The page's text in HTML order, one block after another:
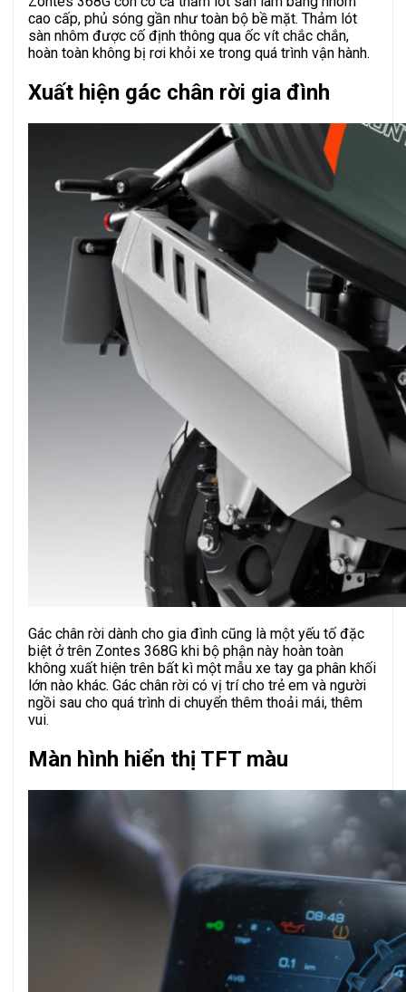
cao cấp, phủ sóng gần như toàn bộ bề mặt. Thảm lót
sàn nhôm được cố định thông qua ốc vít chắc chắn,
hoàn toàn không bị rơi khỏi xe trong quá trình vận hành.
Xuất hiện gác chân rời gia đình
Gác chân rời dành cho gia đình cũng là một yếu tố đặc
biệt ở trên Zontes 368G khi bộ phận này hoàn toàn
không xuất hiện trên bất kì một mẫu xe tay ga phân khối
lớn nào khác. Gác chân rời có vị trí cho trẻ em và người
ngồi sau cho quá trình di chuyển thêm thoải mái, thêm
vui.
Màn hình hiển thị TFT màu